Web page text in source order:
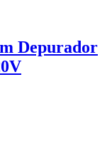
Depurador